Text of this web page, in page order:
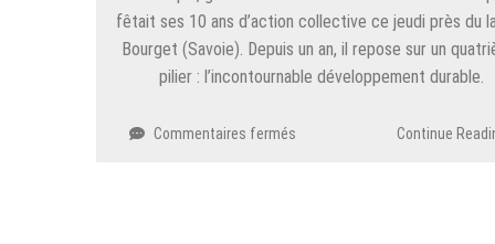
fêtait ses 10 ans d’action collective ce jeudi près du
Bourget (Savoie). Depuis un an, il repose sur un
pilier : l’incontournable développement durable.
Commentaires fermés Continue